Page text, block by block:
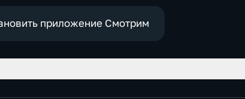
приложение Смотрим